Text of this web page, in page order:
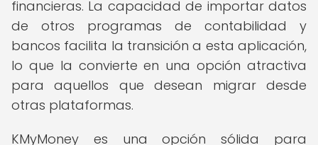
financieras. La capacidad de importar datos
de otros programas de contabilidad y
bancos facilita la transición a esta aplicación,
lo que la convierte en una opción atractiva
para aquellos que desean migrar desde
otras plataformas.
KMyMoney es una opción sólida para